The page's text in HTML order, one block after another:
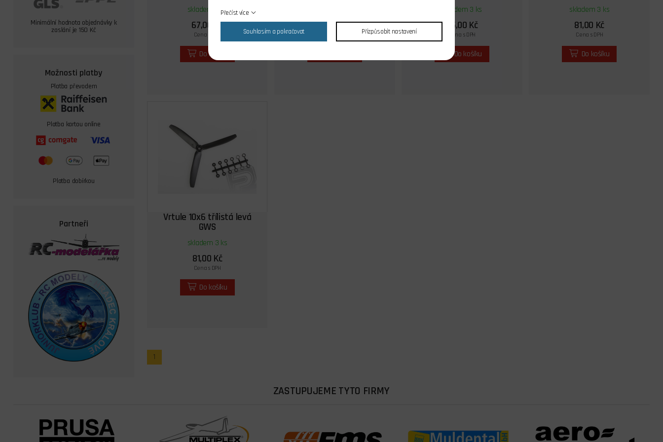
Minimální hodnota objednávky k
zaslání je 150 Kč
Možnosti platby
Platba převodem
Platba kartou online
Platba dobírkou
Partneři
skladem 3 ks
67,00 Kč
Cena s DPH
Do košíku
65,00 Kč
skladem 3 ks
65,00 Kč
Cena s DPH
Do košíku
skladem 3 ks
81,00 Kč
Cena s DPH
Do košíku
Vrtule 10x6 třílistá levá
GWS
skladem 3 ks
81,00 Kč
Cena s DPH
Do košíku
1
ZASTUPUJEME TYTO FIRMY
Přečíst více
Souhlasím a pokračovat Přizpůsobit nastavení